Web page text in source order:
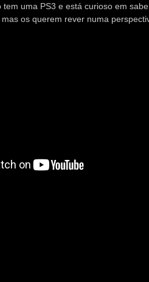
uma PS3 e está curioso em
os querem rever numa